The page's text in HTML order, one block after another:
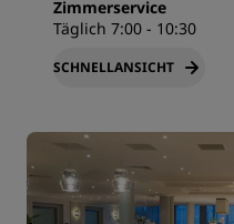
Zimmerservice
Täglich 7:00 - 10:30
SCHNELLANSICHT